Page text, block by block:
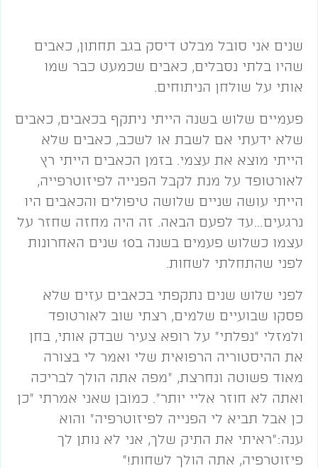
שנים אני סובל מבלט דיסק בגב תחתון, כאבים
שהיו בלתי נסבלים, כאבים שכמעט כבר שמו
אותי על שולחן הניתוחים.
פעמיים שלוש בשנה הייתי ניתקף בכאבים, כאבים
שלא ידעתי אם לשבת או לשכב, כאבים שלא
הייתי מוצא את עצמי. בזמן הכאבים הייתי רץ
לאורטופד על מנת לקבל הפנייה לפיזוטרפייה,
הייתי עושה שניים שלושה טיפולים והכאבים היו
נרגעים…עד לפעם הבאה. זה היה מחזה שחזר על
עצמו כשלוש פעמים בשנה ב10 שנים האחרונות
לפני שהתחלתי לשחות.
לפני שלוש שנים נתקפתי בכאבים עזים שלא
פסקו שבועיים שלמים, רצתי שוב לאורטופד
ולמזלי "נפלתי" על רופא צעיר שבדק אותי, בחן
את ההיסטוריה הרפואית שלי ואמר לי בצורה
מאוד פשוטה ונחרצת, "מפה אתה הולך לבריכה
ואתה לא חוזר אליי יותר". כמובן שאני אמרתי "כן
כן אבל תביא לי הפנייה לפיזוטרפיה" והוא
ענה:"ראיתי את התיק שלך, אני לא נותן לך
פיזוטרפיה, אתה הולך לשחות!"